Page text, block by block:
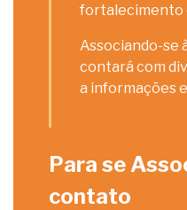
fortalecimento
Associando-se
contará com
a informações
Para se
contato